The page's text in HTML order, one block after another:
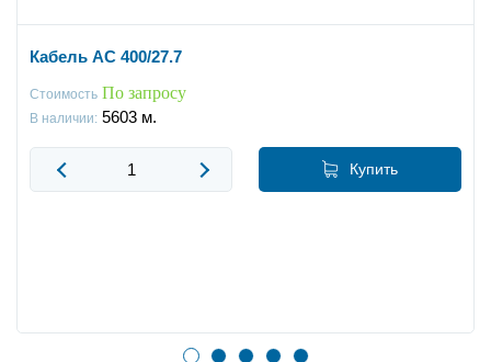
Кабель АС 400/27.7
Стоимость По запросу
В наличии: 5603 м.
Купить